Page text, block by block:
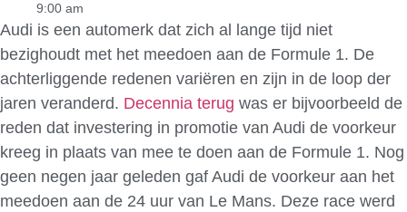
9:00 am
Audi is een automerk dat zich al lange tijd niet
bezighoudt met het meedoen aan de Formule 1. De
achterliggende redenen variëren en zijn in de loop der
jaren veranderd. Decennia terug was er bijvoorbeeld de
reden dat investering in promotie van Audi de voorkeur
kreeg in plaats van mee te doen aan de Formule 1. Nog
geen negen jaar geleden gaf Audi de voorkeur aan het
meedoen aan de 24 uur van Le Mans. Deze race werd